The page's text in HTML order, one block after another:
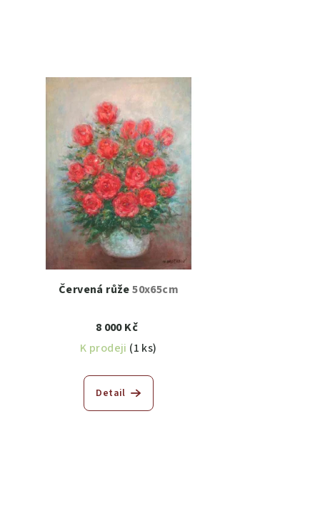
Červená růže50x65cm
8 000 Kč
K prodeji (1 ks)
Detail